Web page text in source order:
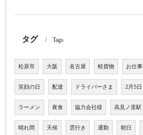
タグ Tags
松原市 大阪 名古屋 軽貨物 お仕事
笑顔の日 配達 ドライバーさま 2月5日
ラーメン 夜食 協力会社様 高見ノ里駅
晴れ間 天候 雲行き 通勤 朝日